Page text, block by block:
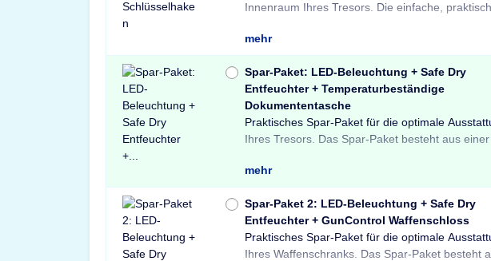
Innenraum Ihres Tresors. Die einfache,
mehr
Spar-Paket: LED-Beleuchtung + Safe Dry
Entfeuchter + Temperaturbeständige
Dokumententasche
Praktisches Spar-Paket für die optimale
Ihres Tresors. Das Spar-Paket besteht aus einer
Light LED-Tresorbeleuchtung mit
einem Safe Dry Entfeuchter für Schränke
Tresore sowie einer
Dokumententasche. Profitieren Sie von
mehr
Spar-Paket 2: LED-Beleuchtung + Safe Dry
Entfeuchter + GunControl Waffenschloss
Praktisches Spar-Paket für die optimale
Ihres Waffenschranks. Das Spar-Paket besteht
einer X-Light LED-Tresorbeleuchtung
Bewegungssensor, einem Safe Dry Entfeuchter
Schränke und Tresore sowie einem
Waffenschloss. Profitieren Sie von